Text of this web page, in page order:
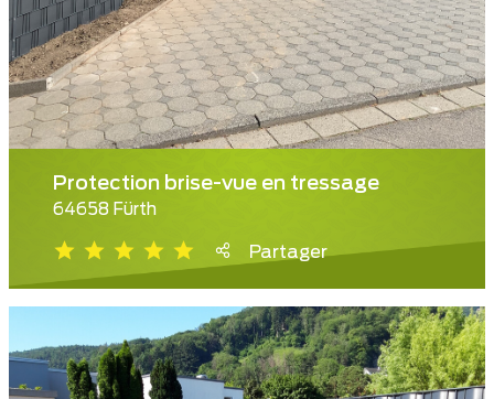
Protection brise-vue en tressage
64658 Fürth
Partager